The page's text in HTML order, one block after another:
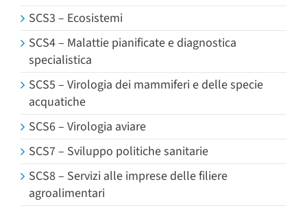
SCS3 – Ecosistemi
SCS4 – Malattie pianificate e diagnostica
specialistica
SCS5 – Virologia dei mammiferi e delle specie
acquatiche
SCS6 – Virologia aviare
SCS7 – Sviluppo politiche sanitarie
SCS8 – Servizi alle imprese delle filiere
agroalimentari